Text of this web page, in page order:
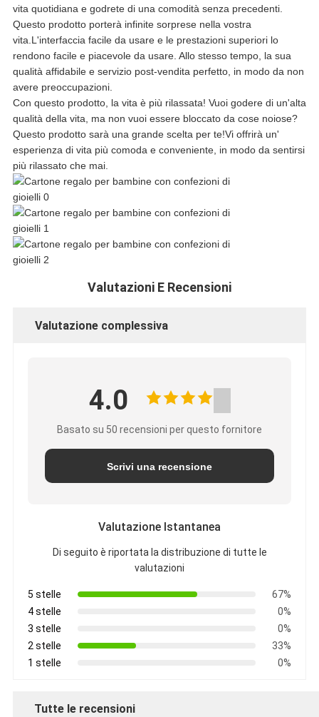
POLITICA
SULLA
PRIVACY
vita quotidiana e godrete di una comodità senza precedenti.
Questo prodotto porterà infinite sorprese nella vostra
vita.L'interfaccia facile da usare e le prestazioni superiori lo
rendono facile e piacevole da usare. Allo stesso tempo, la sua
qualità affidabile e servizio post-vendita perfetto, in modo da non
avere preoccupazioni.
Con questo prodotto, la vita è più rilassata! Vuoi godere di un'alta
qualità della vita, ma non vuoi essere bloccato da cose noiose?
Questo prodotto sarà una grande scelta per te!Vi offrirà un'
esperienza di vita più comoda e conveniente, in modo da sentirsi
più rilassato che mai.
Valutazioni E Recensioni
Valutazione complessiva
4.0
Basato su 50 recensioni per questo fornitore
Scrivi una recensione
Valutazione Istantanea
Di seguito è riportata la distribuzione di tutte le
valutazioni
5 stelle
67%
4 stelle
0%
3 stelle
0%
2 stelle
33%
1 stelle
0%
Tutte le recensioni